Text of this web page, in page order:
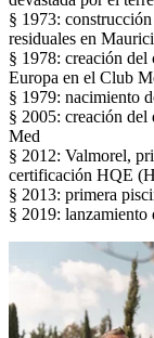
§ 1973:
residuales en
§ 1978: creación del
Europa en el Club
§ 1979: nacimiento
§ 2005: creación del
Med
§ 2012: Valmorel,
certificación HQE
§ 2013: primera
§ 2019: